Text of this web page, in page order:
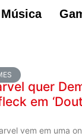
Música
quer
em
vem em uma